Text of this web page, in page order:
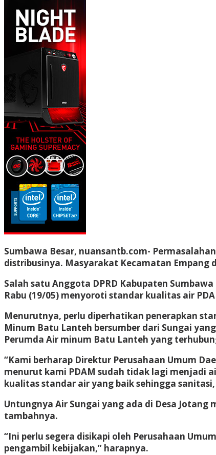
Sumbawa Besar, nuansantb.com-
distribusinya. Masyarakat Kecamatan Empang
Salah satu Anggota DPRD Kabupaten
Rabu (19/05) menyoroti standar kualitas air
Menurutnya, perlu diperhatikan penerapkan
Minum Batu Lanteh bersumber dari Sungai
Perumda Air minum Batu Lanteh yang
“Kami berharap Direktur Perusahaan Umum
menurut kami PDAM sudah tidak lagi menjadi
kualitas standar air yang baik sehingga
Untungnya Air Sungai yang ada di Desa
tambahnya.
“Ini perlu segera disikapi oleh Perusahaan
pengambil kebijakan,” harapnya.